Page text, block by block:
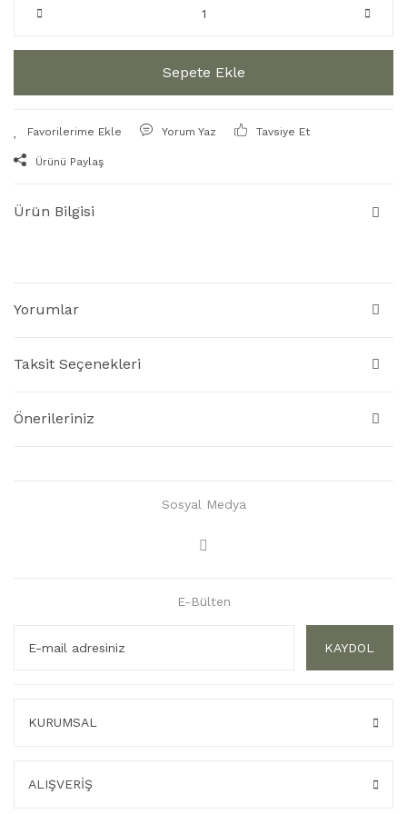
Sepete Ekle
Yorum Yaz Tavsiye Et
Ürünü Paylaş
Ürün Bilgisi
Yorumlar
Taksit Seçenekleri
Önerileriniz
Sosyal Medya
E-Bülten
KAYDOL
KURUMSAL
ALIŞVERİŞ